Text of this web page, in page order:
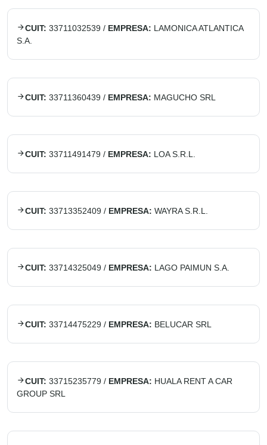
CUIT: 33711032539 / EMPRESA: LAMONICA ATLANTICA
S.A.
CUIT: 33711360439 / EMPRESA: MAGUCHO SRL
CUIT: 33711491479 / EMPRESA: LOA S.R.L.
CUIT: 33713352409 / EMPRESA: WAYRA S.R.L.
CUIT: 33714325049 / EMPRESA: LAGO PAIMUN S.A.
CUIT: 33714475229 / EMPRESA: BELUCAR SRL
CUIT: 33715235779 / EMPRESA: HUALA RENT A CAR
GROUP SRL